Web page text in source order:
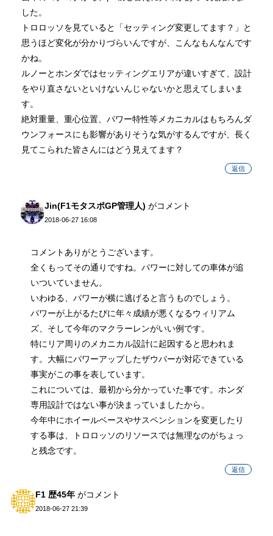
した。
トロロッソを見ていると「セッティング変更してます？」と
思うほど変化が分かりづらいんですが、こんなもんなんです
かね。
ルノーとホンダではセッティングエリアが違いすぎて、設計
をやり直さないといけないんじゃないかと思えてしまいま
す。
絶対重量、重心位置、パワー特性等メカニカルはもちろんダ
ウンフォースにも影響がありそうな気がするんですが、長く
見てこられた皆さんにはどう見えてます？
返信
Jin(F1モタスポGP管理人) がコメント
2018-06-27 16:08
コメントありがとうございます。
全くもってその通りですね。パワーに対しての車体が追
いついていません。
いわゆる、パワーが横に逃げると言うものでしょう。
パワーが上がるたびに年々成績が悪くなるウィリアム
ズ、そして今年のマクラーレンがいい例です。
特にリア周りのメカニカル設計に起因すると思われま
す。大幅にパワーアップしたザウバーが対応できている
事実がこの事を表しています。
これについては、最初から分かっていた事です。ホンダ
専用設計ではない事が決まっていましたから。
今年中にホイールベースやサスペンションを変更したり
する事は、トロロッソのリソースでは無理なのがちょっ
と残念です。
返信
F1 歴45年 がコメント
2018-06-27 21:39